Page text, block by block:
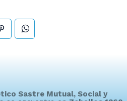
Sastre Mutual, Social y